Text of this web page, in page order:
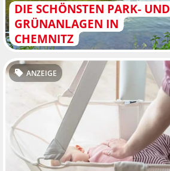
DIE SCHÖNSTEN PARK- UND
GRÜNANLAGEN IN
CHEMNITZ
ANZEIGE